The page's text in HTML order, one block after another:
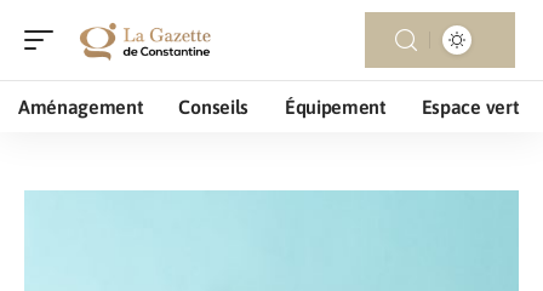
Aménagement Conseils Équipement Espace vert